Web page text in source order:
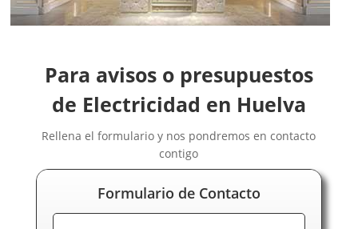
Electricistas Córdoba
Electricistas Girona
Electricistas Granada
Electricistas Guadalajara
Electricistas Huelva
Electricistas Jaén
Electricistas La Rioja
Electricistas Las Palmas de Gran Canaria
Para avisos o presupuestos
de Electricidad en Huelva
Rellena el formulario y nos pondremos en contacto
contigo
Formulario de Contacto